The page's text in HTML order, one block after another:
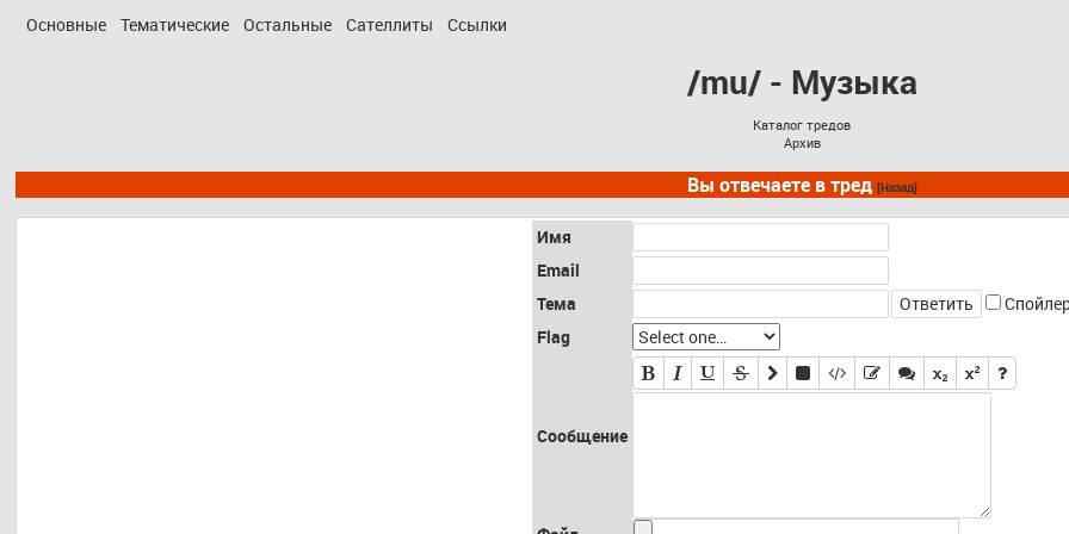
Основные Тематические Остальные Сателлиты Ссылки
/mu/ - Музыка
Каталог тредов
Архив
Вы отвечаете в тред [Назад]
Имя
Email
Тема
Flag
Сообщение